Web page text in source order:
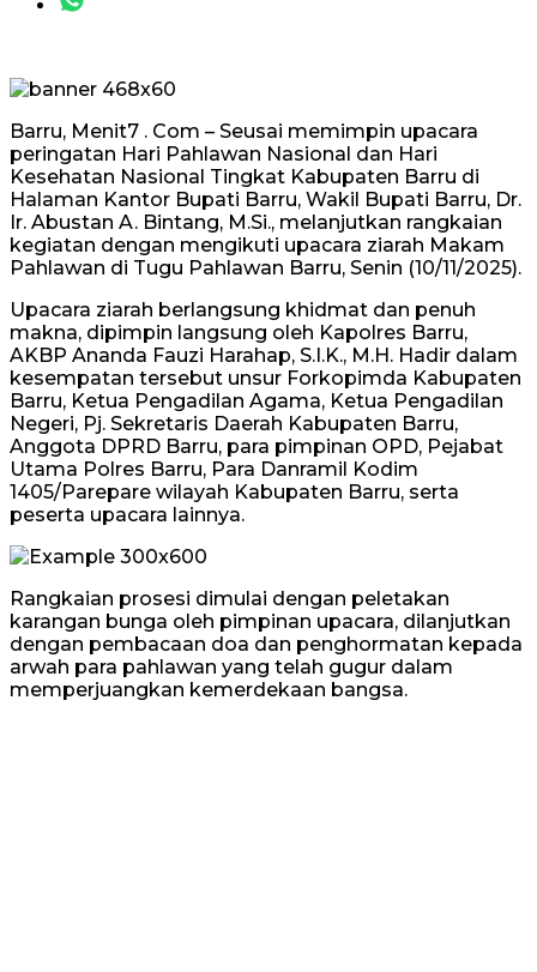
Barru, Menit7 . Com – Seusai memimpin upacara
peringatan Hari Pahlawan Nasional dan Hari
Kesehatan Nasional Tingkat Kabupaten Barru di
Halaman Kantor Bupati Barru, Wakil Bupati Barru, Dr.
Ir. Abustan A. Bintang, M.Si., melanjutkan rangkaian
kegiatan dengan mengikuti upacara ziarah Makam
Pahlawan di Tugu Pahlawan Barru, Senin (10/11/2025).
Upacara ziarah berlangsung khidmat dan penuh
makna, dipimpin langsung oleh Kapolres Barru,
AKBP Ananda Fauzi Harahap, S.I.K., M.H. Hadir dalam
kesempatan tersebut unsur Forkopimda Kabupaten
Barru, Ketua Pengadilan Agama, Ketua Pengadilan
Negeri, Pj. Sekretaris Daerah Kabupaten Barru,
Anggota DPRD Barru, para pimpinan OPD, Pejabat
Utama Polres Barru, Para Danramil Kodim
1405/Parepare wilayah Kabupaten Barru, serta
peserta upacara lainnya.
Rangkaian prosesi dimulai dengan peletakan
karangan bunga oleh pimpinan upacara, dilanjutkan
dengan pembacaan doa dan penghormatan kepada
arwah para pahlawan yang telah gugur dalam
memperjuangkan kemerdekaan bangsa.